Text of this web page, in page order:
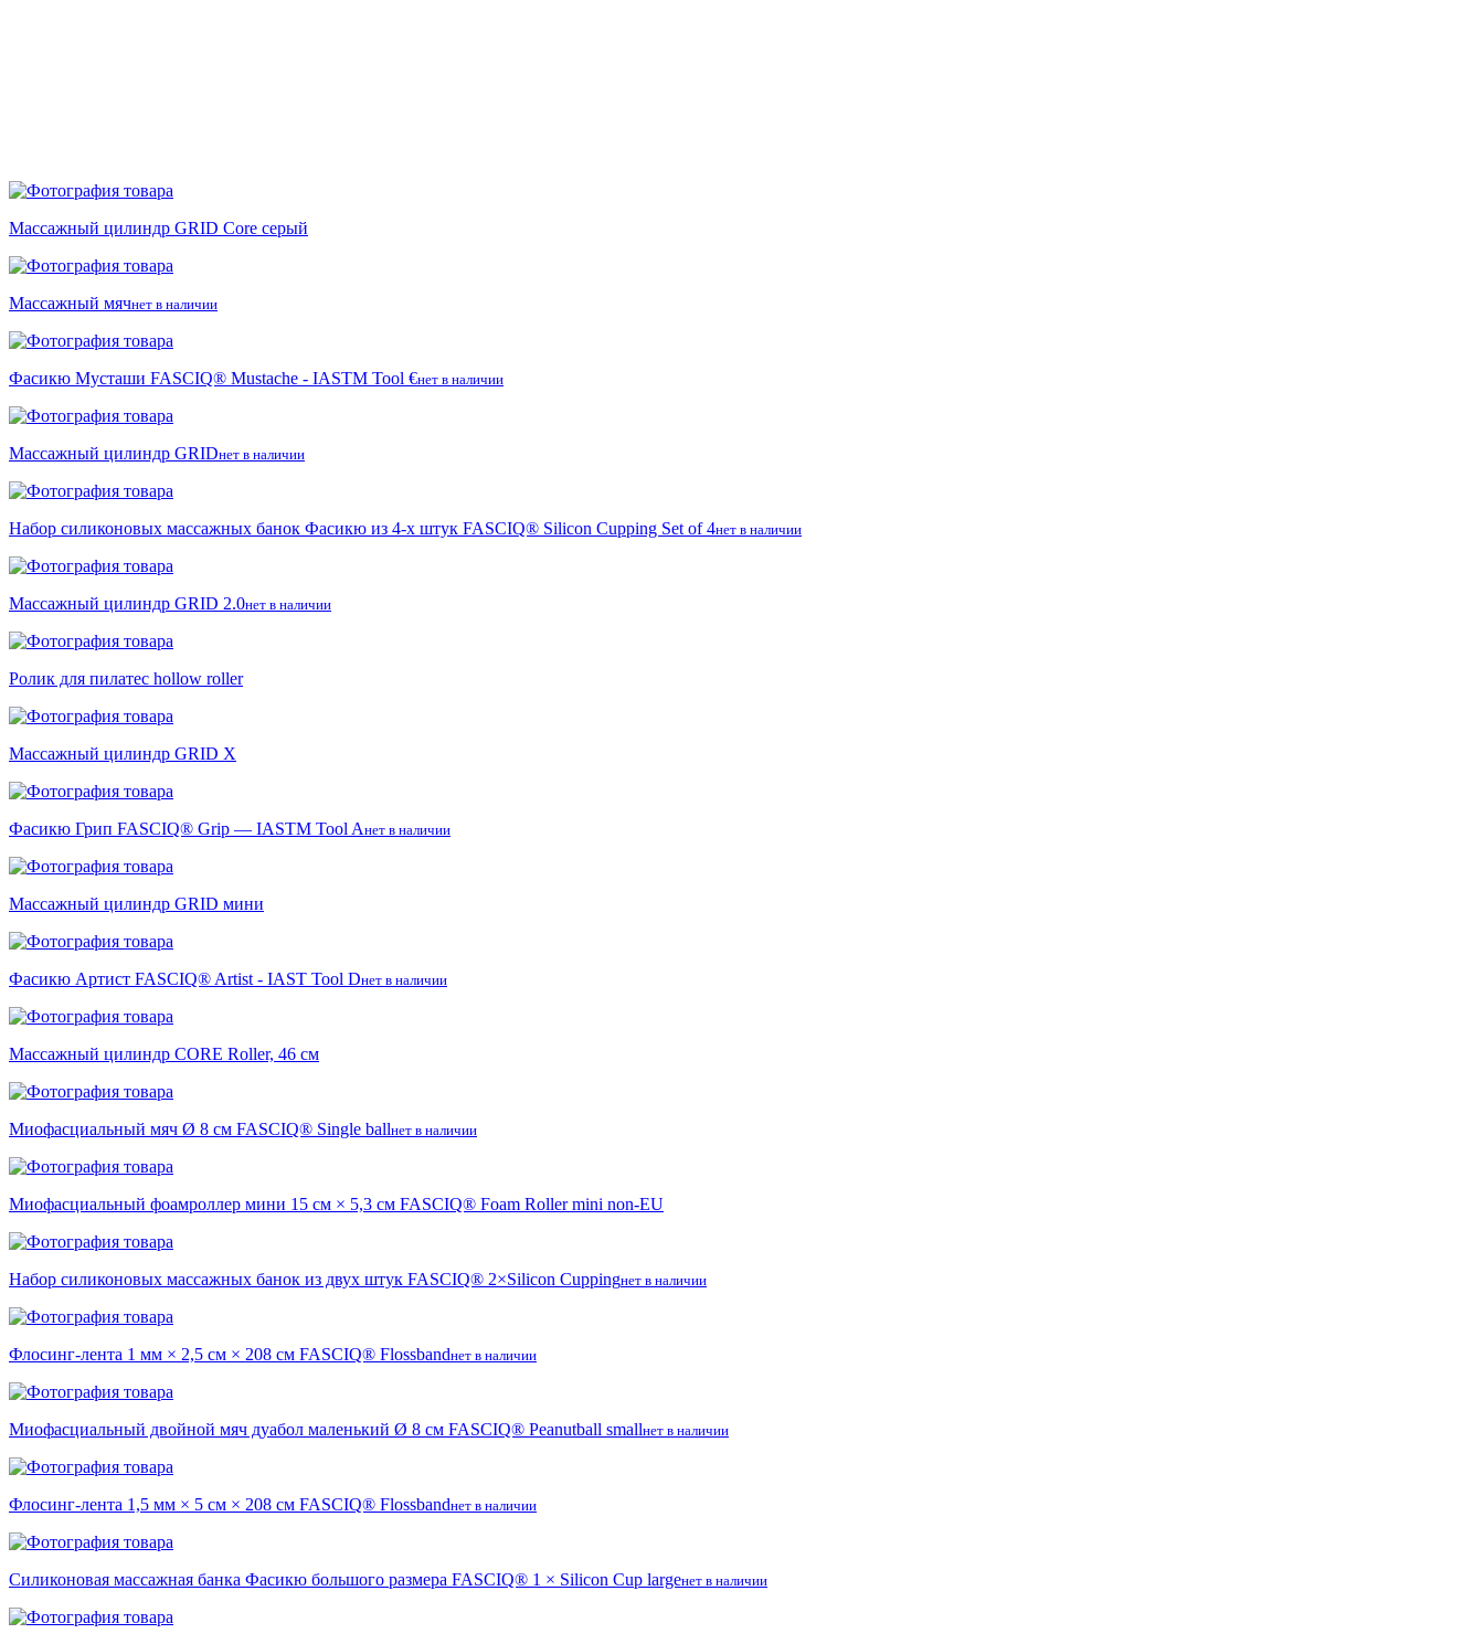
Массажный цилиндр GRID Core серый
Массажный мячнет в наличии
Фасикю Мусташи FASCIQ® Mustache - IASTM Tool €нет в наличии
Массажный цилиндр GRIDнет в наличии
Набор силиконовых массажных банок Фасикю из 4-х штук FASCIQ® Silicon Cupping Set of 4нет в наличии
Массажный цилиндр GRID 2.0нет в наличии
Ролик для пилатес hollow roller
Массажный цилиндр GRID X
Фасикю Грип FASCIQ® Grip — IASTM Tool Aнет в наличии
Массажный цилиндр GRID мини
Фасикю Артист FASCIQ® Artist - IAST Tool Dнет в наличии
Массажный цилиндр CORE Roller, 46 см
Миофасциальный мяч Ø 8 см FASCIQ® Single ballнет в наличии
Миофасциальный фоамроллер мини 15 см × 5,3 см FASCIQ® Foam Roller mini non-EU
Набор силиконовых массажных банок из двух штук FASCIQ® 2×Silicon Cuppingнет в наличии
Флосинг-лента 1 мм × 2,5 см × 208 см FASCIQ® Flossbandнет в наличии
Миофасциальный двойной мяч дуабол маленький Ø 8 см FASCIQ® Peanutball smallнет в наличии
Флосинг-лента 1,5 мм × 5 см × 208 см FASCIQ® Flossbandнет в наличии
Силиконовая массажная банка Фасикю большого размера FASCIQ® 1 × Silicon Cup largeнет в наличии